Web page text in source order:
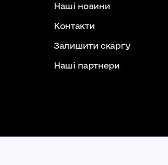
Наші новини
Контакти
Залишити скаргу
Наші партнери